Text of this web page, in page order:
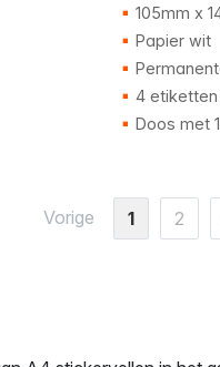
105mm x
Papier wit
4
Doos met
Vorige 1 2